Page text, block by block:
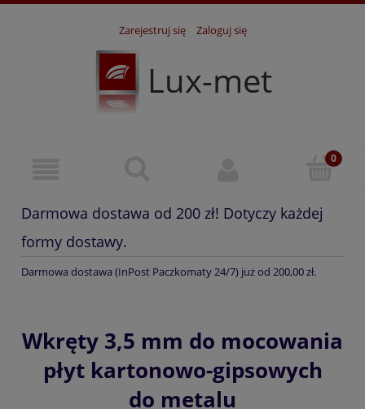
Zarejestruj się Zaloguj się
Lux-met
Darmowa dostawa od 200 zł! Dotyczy każdej
formy dostawy.
Darmowa dostawa (InPost Paczkomaty 24/7) już od 200,00 zł.
Wkręty 3,5 mm do mocowania
płyt kartonowo-gipsowych
do metalu